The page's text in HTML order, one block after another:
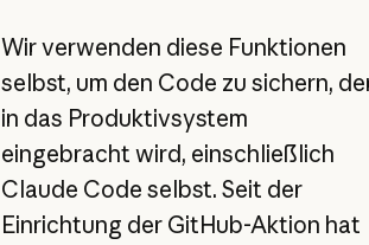
Wir verwenden diese Funktionen
selbst, um den Code zu sichern,
in das Produktivsystem
eingebracht wird, einschließlich
Claude Code selbst. Seit der
Einrichtung der GitHub-Aktion hat